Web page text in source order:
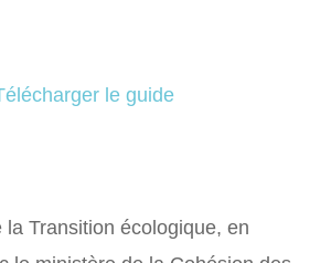
le guide
la Transition écologique, en